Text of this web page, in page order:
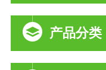
产品分类